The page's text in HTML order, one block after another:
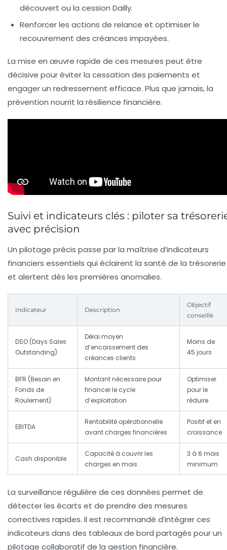
découvert ou la cession Dailly.
Renforcer les actions de relance et optimiser le
recouvrement des créances impayées.
La mise en œuvre rapide de ces mesures peut être
décisive pour éviter la cessation des paiements et
engager un redressement efficace. Plus que jamais, la
prévention nourrit la résilience financière.
Suivi et indicateurs clés : piloter sa
avec précision
Un pilotage précis passe par la maîtrise d’indicateurs
financiers essentiels qui éclairent la santé de la trésorerie
et alertent dès les premières anomalies.
Indicateur Description
Objectif
conseillé
DSO (Days Sales
Outstanding)
Délai moyen
d’encaissement des
créances clients
Moins de
45 jours
BFR (Besoin en
Fonds de
Roulement)
Montant nécessaire pour
financer le cycle
d’exploitation
Optimiser
pour le
réduire
EBITDA
Rentabilité opérationnelle
avant charges financières
Positif et en
croissance
Cash disponible
Capacité à couvrir les
charges en mois
3 à 6 mois
minimum
La surveillance régulière de ces données permet de
détecter les écarts et de prendre des mesures
correctives rapides. Il est recommandé d’intégrer ces
indicateurs dans des tableaux de bord partagés pour un
pilotage collaboratif de la gestion financière.